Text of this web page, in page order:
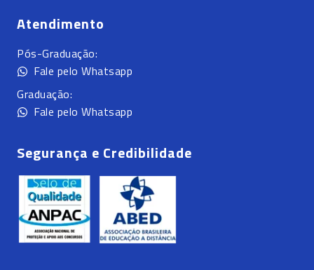
Atendimento
Pós-Graduação:
Fale pelo Whatsapp
Graduação:
Fale pelo Whatsapp
Segurança e Credibilidade